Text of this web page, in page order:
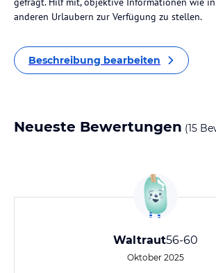
anderen Urlaubern zur Verfügung zu stellen.
Beschreibung bearbeiten
Neueste Bewertungen (15
Waltraut56-60
Oktober 2025